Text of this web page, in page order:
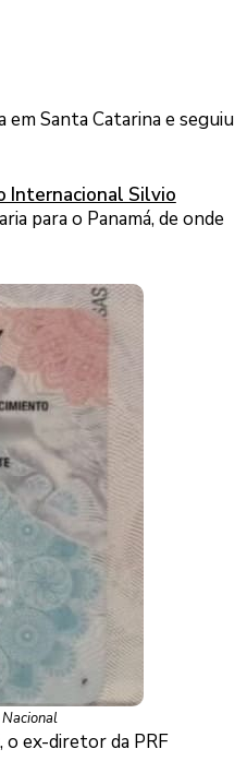
Santa Catarina e seguiu
Internacional Silvio
para o Panamá, de onde
o ex-diretor da PRF